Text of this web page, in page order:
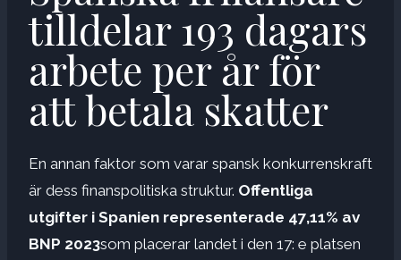
tilldelar 193 dagars
arbete per år för
att betala skatter
En annan faktor som varar spansk konkurrenskraft
är dess finanspolitiska struktur. Offentliga
utgifter i Spanien representerade 47,11% av
BNP 2023som placerar landet i den 17: e platsen